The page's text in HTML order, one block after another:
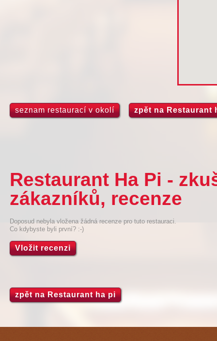
seznam restaurací v okolí zpět na Restaurant
Restaurant Ha Pi -
zákazníků, recenze
Doposud nebyla vložena žádná recenze pro tuto restauraci.
Co kdybyste byli první? :-)
Vložit recenzi
zpět na Restaurant ha pi